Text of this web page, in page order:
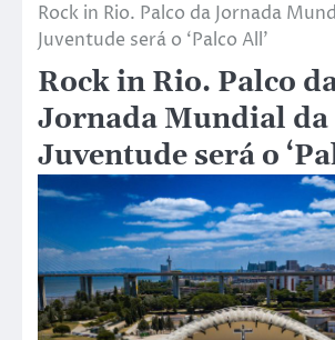
Rock in Rio. Palco da Jornada
Juventude será o ‘Palco All’
Rock in Rio. Palco
Jornada Mundial da
Juventude será o